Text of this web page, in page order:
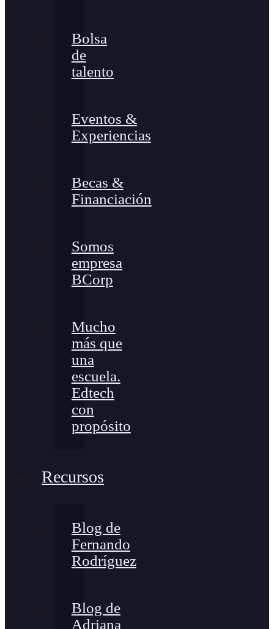
Bolsa
de
talento
Eventos &
Experiencias
Becas &
Financiación
Somos
empresa
BCorp
Mucho
más que
una
escuela.
Edtech
con
propósito
Recursos
Blog de
Fernando
Rodríguez
Blog de
Adriana